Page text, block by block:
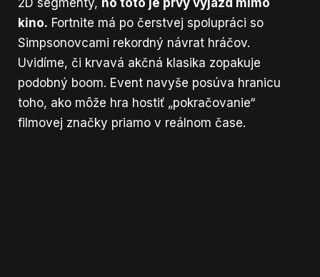
kino. Fortnite má po čerstvej spolupráci so
Simpsonovcami rekordný návrat hráčov.
Uvidíme, či krvavá akčná klasika zopakuje
podobný boom. Event navyše posúva hranicu
toho, ako môže hra hostiť „pokračovanie“
filmovej značky priamo v reálnom čase.